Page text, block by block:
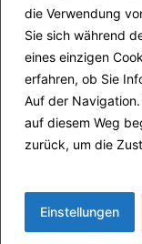
die Verwendung
Sie sich während
eines einzigen
erfahren, ob Sie
Auf der
auf diesem Weg
zurück, um die
Einstellungen
Login redattori